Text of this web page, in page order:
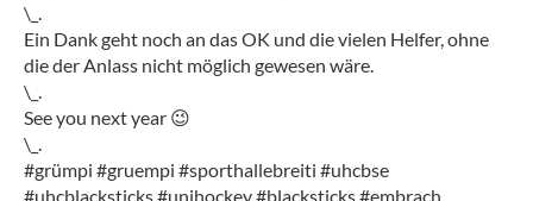
\_.
Ein Dank geht noch an das OK und die vielen Helfer, ohne
die der Anlass nicht möglich gewesen wäre.
\_.
See you next year 😉
\_.
#grümpi #gruempi #sporthallebreiti #uhcbse
#uhcblacksticks #unihockey #blacksticks #embrach